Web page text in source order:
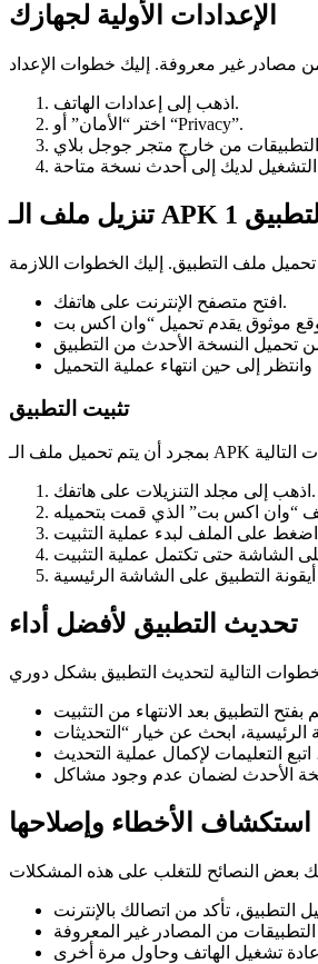
الإعدادات الأولية لجهازك
اذهب إلى إعدادات الهاتف.
اختر “الأمان” أو “Privacy”.
افتح متصفح الإنترنت على هاتفك.
تثبيت التطبيق
اذهب إلى مجلد التنزيلات على هاتفك.
تحديث التطبيق لأفضل أداء
استكشاف الأخطاء وإصلاحها